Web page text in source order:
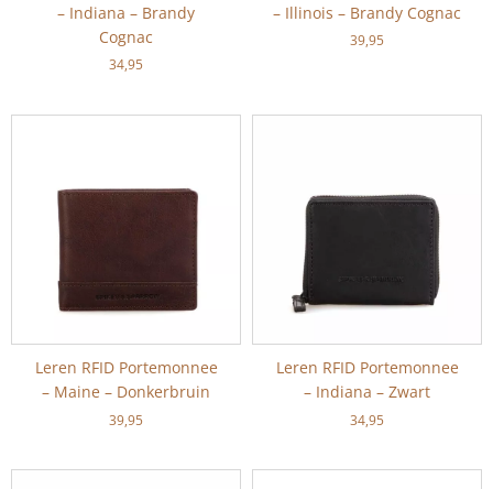
– Indiana – Brandy
Cognac
34,95
– Illinois – Brandy Cognac
39,95
Leren RFID Portemonnee
– Maine – Donkerbruin
39,95
Leren RFID Portemonnee
– Indiana – Zwart
34,95